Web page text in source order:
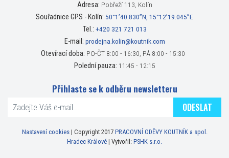
Adresa: Pobřeží 113, Kolín
Souřadnice GPS - Kolín: 50°1’40.830”N, 15°12’19.045”E
Tel.: +420 321 721 013
E-mail: prodejna.kolin@koutnik.com
Otevírací doba: PO-ČT 8:00 - 16:30, PÁ 8:00 - 15:30
Polední pauza: 11:45 - 12:15
Přihlaste se k odběru newsletteru
ODESLAT
Nastavení cookies| Copyright 2017 PRACOVNÍ ODĚVY KOUTNÍK a spol.
Hradec Králové | Vytvořil: PSHK s.r.o.